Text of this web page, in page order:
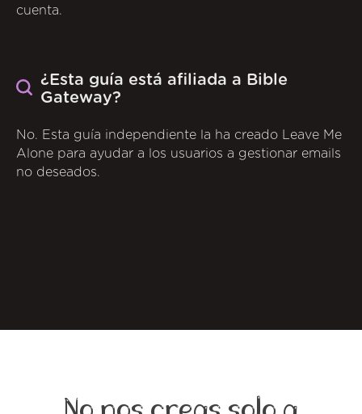
cuenta.
¿Esta guía está afiliada a Bible
Gateway?
No. Esta guía independiente la ha creado Leave Me
Alone para ayudar a los usuarios a gestionar emails
no deseados.